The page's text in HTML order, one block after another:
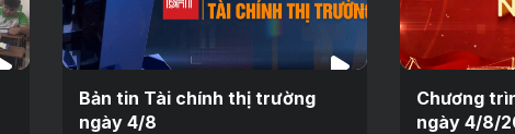
Bản tin Tài chính thị trường
ngày 4/8
Chương
ngày 4/8/